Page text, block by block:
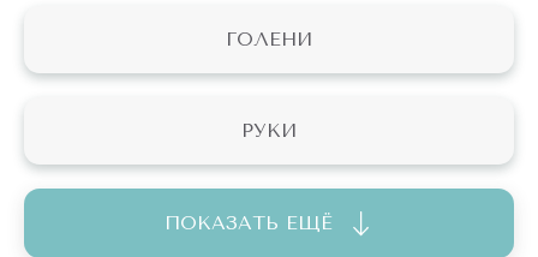
ГОЛЕНИ
РУКИ
ПОКАЗАТЬ ЕЩЁ